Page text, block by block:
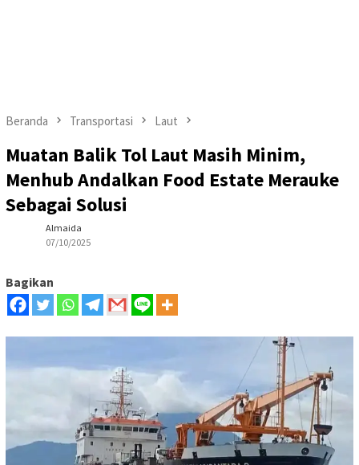
Beranda Transportasi Laut
Muatan Balik Tol Laut Masih Minim,
Menhub Andalkan Food Estate Merauke
Sebagai Solusi
Almaida
07/10/2025
Bagikan